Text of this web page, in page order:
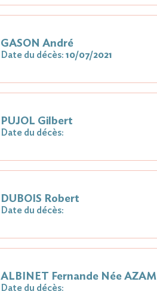
GASON André
Date du décès: 10/07/2021
PUJOL Gilbert
Date du décès:
DUBOIS Robert
Date du décès:
ALBINET Fernande Née AZAM
Date du décès: